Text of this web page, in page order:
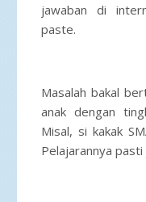
jawaban di
paste.
Masalah bakal
anak dengan
Misal, si kakak
Pelajarannya